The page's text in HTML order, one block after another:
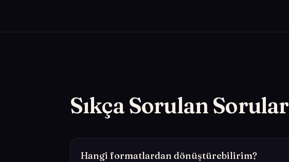
Sıkça Sorulan Sorular
Hangi formatlardan dönüştürebilirim?